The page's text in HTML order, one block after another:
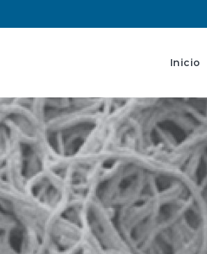
Inicio